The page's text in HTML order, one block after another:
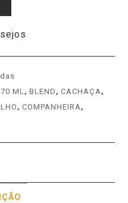
ML,BLEND ,CACHAÇA,
,COMPANHEIRA,